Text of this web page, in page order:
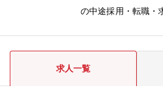
の中途採用・転職・
求人一覧